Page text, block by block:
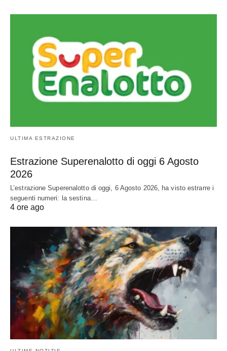
ULTIMA ESTRAZIONE
Estrazione Superenalotto di oggi 6 Agosto
2026
L’estrazione Superenalotto di oggi, 6 Agosto 2026, ha visto estrarre i
seguenti numeri: la sestina…
4 ore ago